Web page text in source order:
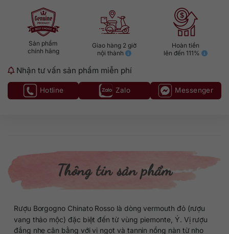
Sản phẩm
chính hãng
Giao hàng 2 giờ
nội thành
Hoàn tiền
lên đến 111%
Nhận tư vấn sản phẩm miễn phí
Hotline Zalo Messenger
Thông tin sản phẩm
Rượu Borgogno Chinato Rosso là dòng vermouth đỏ (rượu
vang thảo mộc) đặc biệt đến từ vùng piemonte, Ý. Vị rượu
đắng nhẹ cân bằng với vị ngọt và tannin nồng nàn từ nho